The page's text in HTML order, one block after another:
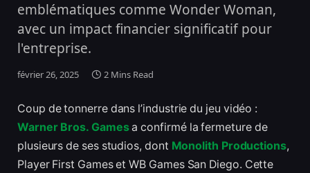
emblématiques comme Wonder Woman,
avec un impact financier significatif pour
l'entreprise.
février 26, 2025 2 Mins Read
Coup de tonnerre dans l’industrie du jeu vidéo :
Warner Bros. Gamesa confirmé la fermeture de
plusieurs de ses studios, dont Monolith Productions,
Player First Games et WB Games San Diego. Cette